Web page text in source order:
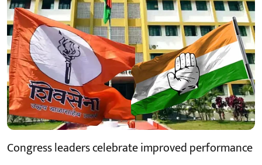
Congress leaders celebrate improved performance